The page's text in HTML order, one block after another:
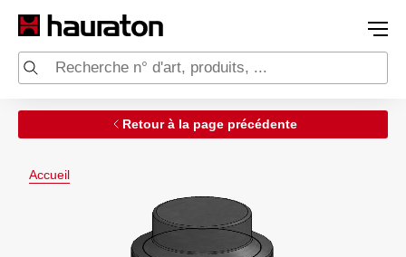
Retour à la page précédente
Accueil